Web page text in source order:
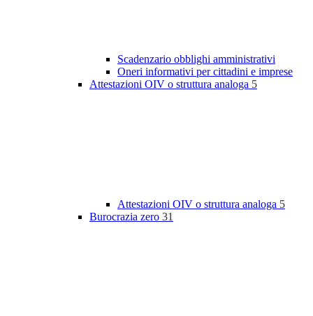
Scadenzario obblighi amministrativi
Oneri informativi per cittadini e imprese
Attestazioni OIV o struttura analoga 5
Attestazioni OIV o struttura analoga 5
Burocrazia zero 31